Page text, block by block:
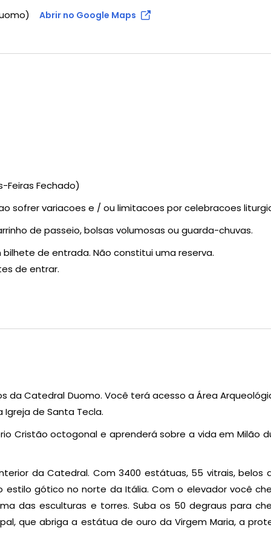
Abrir no Google Maps
Feiras Fechado)
sofrer variacoes e / ou limitacoes por celebracoes
de passeio, bolsas volumosas ou guarda-chuvas.
de entrada. Não constitui uma reserva.
de entrar.
da Catedral Duomo. Você terá acesso a Área
de Santa Tecla.
Cristão octogonal e aprenderá sobre a vida em Milão
da Catedral. Com 3400 estátuas, 55 vitrais, belos
gótico no norte da Itália. Com o elevador você
das esculturas e torres. Suba os 50 degraus para
que abriga a estátua de ouro da Virgem Maria, a